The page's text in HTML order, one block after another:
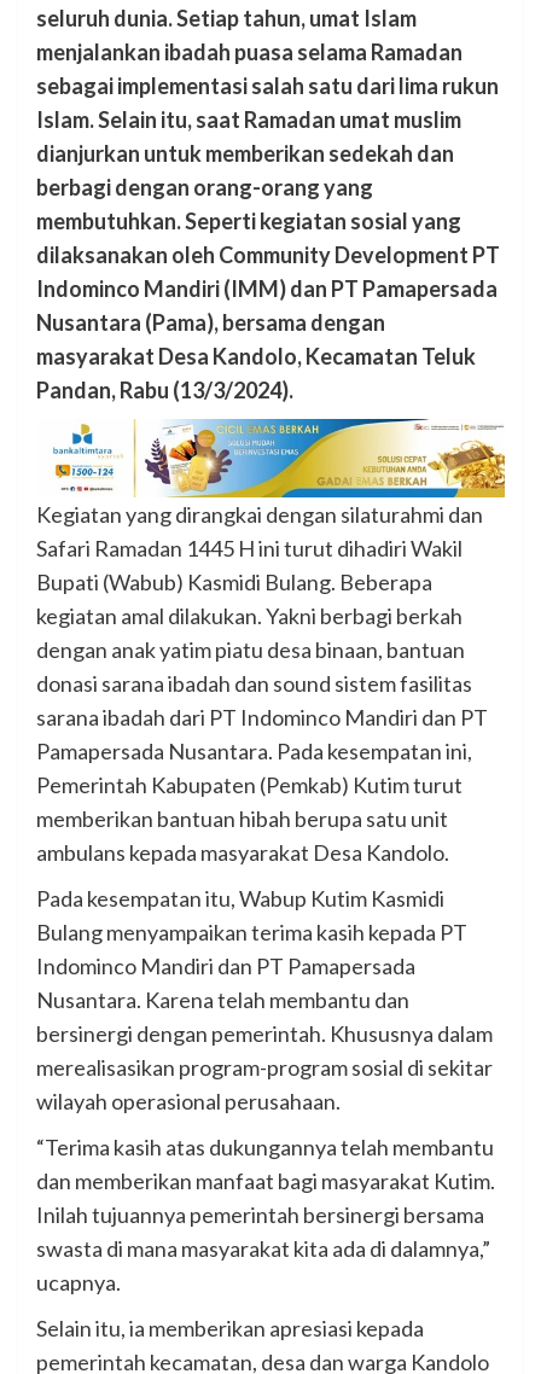
seluruh dunia. Setiap tahun, umat Islam
menjalankan ibadah puasa selama Ramadan
sebagai implementasi salah satu dari lima rukun
Islam. Selain itu, saat Ramadan umat muslim
dianjurkan untuk memberikan sedekah dan
berbagi dengan orang-orang yang
membutuhkan. Seperti kegiatan sosial yang
dilaksanakan oleh Community Development PT
Indominco Mandiri (IMM) dan PT Pamapersada
Nusantara (Pama), bersama dengan
masyarakat Desa Kandolo, Kecamatan Teluk
Pandan, Rabu (13/3/2024).
Kegiatan yang dirangkai dengan silaturahmi dan
Safari Ramadan 1445 H ini turut dihadiri Wakil
Bupati (Wabub) Kasmidi Bulang. Beberapa
kegiatan amal dilakukan. Yakni berbagi berkah
dengan anak yatim piatu desa binaan, bantuan
donasi sarana ibadah dan sound sistem fasilitas
sarana ibadah dari PT Indominco Mandiri dan PT
Pamapersada Nusantara. Pada kesempatan ini,
Pemerintah Kabupaten (Pemkab) Kutim turut
memberikan bantuan hibah berupa satu unit
ambulans kepada masyarakat Desa Kandolo.
Pada kesempatan itu, Wabup Kutim Kasmidi
Bulang menyampaikan terima kasih kepada PT
Indominco Mandiri dan PT Pamapersada
Nusantara. Karena telah membantu dan
bersinergi dengan pemerintah. Khususnya dalam
merealisasikan program-program sosial di sekitar
wilayah operasional perusahaan.
“Terima kasih atas dukungannya telah membantu
dan memberikan manfaat bagi masyarakat Kutim.
Inilah tujuannya pemerintah bersinergi bersama
swasta di mana masyarakat kita ada di dalamnya,”
ucapnya.
Selain itu, ia memberikan apresiasi kepada
pemerintah kecamatan, desa dan warga Kandolo